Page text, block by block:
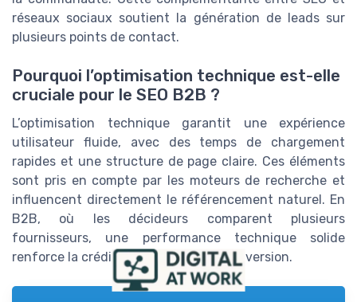
réseaux sociaux soutient la génération de leads sur
plusieurs points de contact.
Pourquoi l’optimisation technique est-elle
cruciale pour le SEO B2B ?
L’optimisation technique garantit une expérience
utilisateur fluide, avec des temps de chargement
rapides et une structure de page claire. Ces éléments
sont pris en compte par les moteurs de recherche et
influencent directement le référencement naturel. En
B2B, où les décideurs comparent plusieurs
fournisseurs, une performance technique solide
renforce la crédibilité et le taux de conversion.